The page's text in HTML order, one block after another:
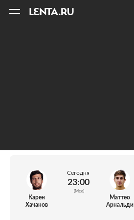
Карен
Хачанов
Сегодня
23:00
(Мск)
Маттео
Арнальди